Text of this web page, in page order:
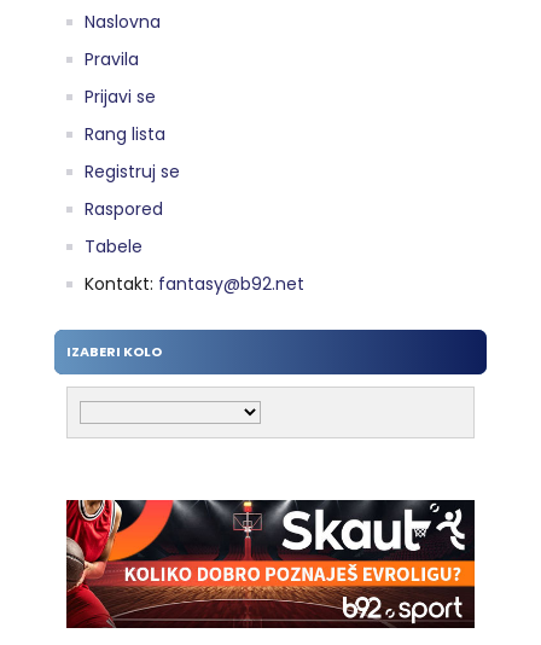
Naslovna
Pravila
Prijavi se
Rang lista
Registruj se
Raspored
Tabele
Kontakt: fantasy@b92.net
IZABERI KOLO